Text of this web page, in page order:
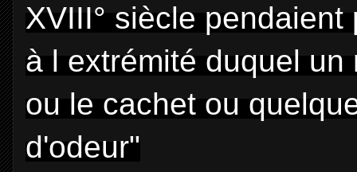
XVIII° siècle
à l extrémité duquel
ou le cachet ou
d'odeur"